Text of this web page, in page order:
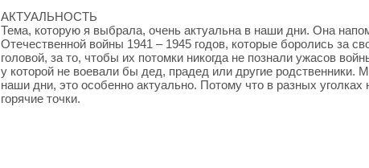
АКТУАЛЬНОСТЬ
Тема, которую я выбрала, очень актуальна в наши дни. Она
Отечественной войны 1941 – 1945 годов, которые боролись за
головой, за то, чтобы их потомки никогда не познали ужасов
у которой не воевали бы дед, прадед или другие
наши дни, это особенно актуально. Потому что в разных
горячие точки.